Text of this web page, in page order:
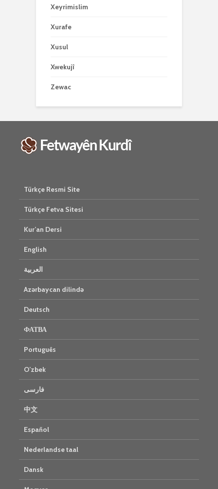
Xeyrimislim
Xurafe
Xusul
Xwekujî
Zewac
Türkçe Resmi Site
Türkçe Fetva Sitesi
Kur’an Dersi
English
العربية
Azərbaycan dilində
Deutsch
ФАТВА
Português
O’zbek
فارسی
中文
Español
Nederlandse taal
Dansk